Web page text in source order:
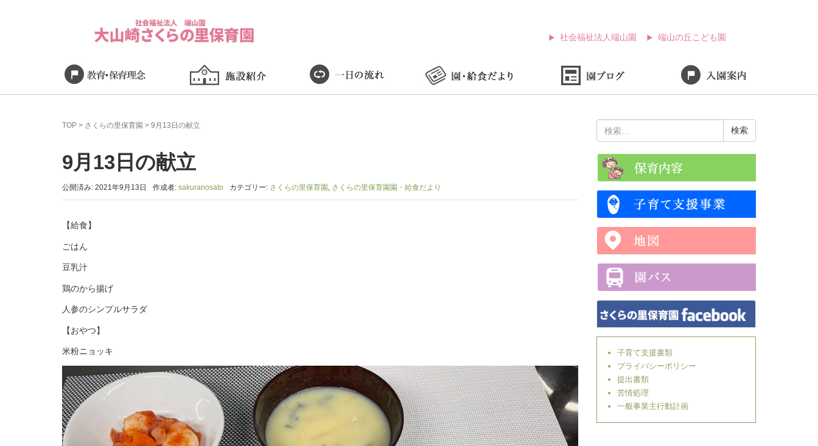
社会福祉法人端山園 端山の丘こども園
TOP > さくらの里保育園 > 9月13日の献立
9月13日の献立
公開済み: 2021年9月13日 作成者: sakuranosato カテゴリー: さくらの里保育園 , さくらの里保育園園・給食だより
【給食】
ごはん
豆乳汁
鶏のから揚げ
人参のシンプルサラダ
【おやつ】
米粉ニョッキ
索:
子育て支援書類
プライバシーポリシー
提出書類
苦情処理
一般事業主行動計画